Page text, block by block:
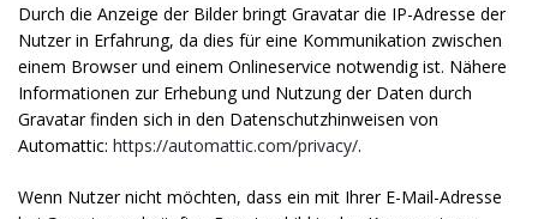
Durch die Anzeige der Bilder bringt Gravatar die IP-Adresse der
Nutzer in Erfahrung, da dies für eine Kommunikation zwischen
einem Browser und einem Onlineservice notwendig ist. Nähere
Informationen zur Erhebung und Nutzung der Daten durch
Gravatar finden sich in den Datenschutzhinweisen von
Automattic: https://automattic.com/privacy/.
Wenn Nutzer nicht möchten, dass ein mit Ihrer E-Mail-Adresse